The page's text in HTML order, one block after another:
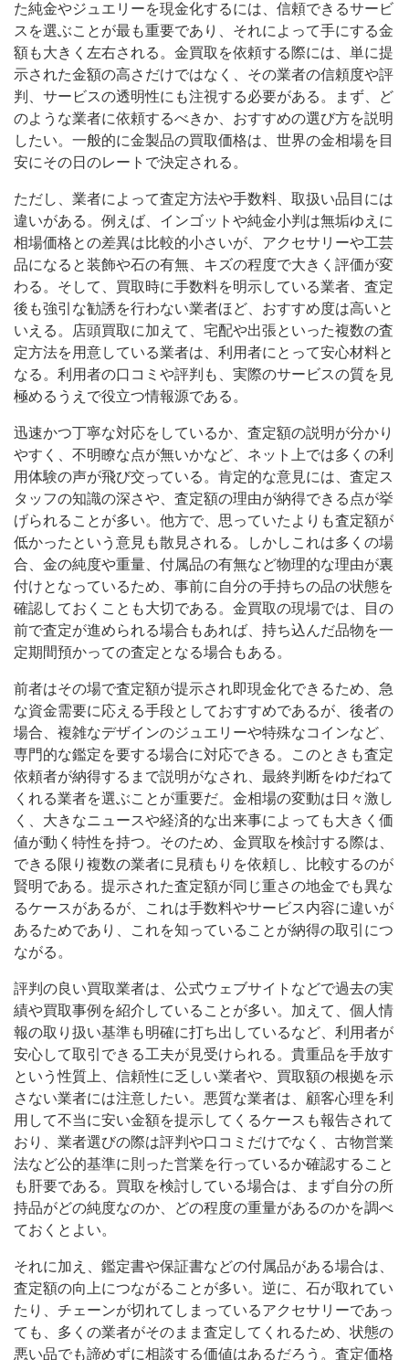
た純金やジュエリーを現金化するには、信頼できるサービ
スを選ぶことが最も重要であり、それによって手にする金
額も大きく左右される。金買取を依頼する際には、単に提
示された金額の高さだけではなく、その業者の信頼度や評
判、サービスの透明性にも注視する必要がある。まず、ど
のような業者に依頼するべきか、おすすめの選び方を説明
したい。一般的に金製品の買取価格は、世界の金相場を目
安にその日のレートで決定される。
ただし、業者によって査定方法や手数料、取扱い品目には
違いがある。例えば、インゴットや純金小判は無垢ゆえに
相場価格との差異は比較的小さいが、アクセサリーや工芸
品になると装飾や石の有無、キズの程度で大きく評価が変
わる。そして、買取時に手数料を明示している業者、査定
後も強引な勧誘を行わない業者ほど、おすすめ度は高いと
いえる。店頭買取に加えて、宅配や出張といった複数の査
定方法を用意している業者は、利用者にとって安心材料と
なる。利用者の口コミや評判も、実際のサービスの質を見
極めるうえで役立つ情報源である。
迅速かつ丁寧な対応をしているか、査定額の説明が分かり
やすく、不明瞭な点が無いかなど、ネット上では多くの利
用体験の声が飛び交っている。肯定的な意見には、査定ス
タッフの知識の深さや、査定額の理由が納得できる点が挙
げられることが多い。他方で、思っていたよりも査定額が
低かったという意見も散見される。しかしこれは多くの場
合、金の純度や重量、付属品の有無など物理的な理由が裏
付けとなっているため、事前に自分の手持ちの品の状態を
確認しておくことも大切である。金買取の現場では、目の
前で査定が進められる場合もあれば、持ち込んだ品物を一
定期間預かっての査定となる場合もある。
前者はその場で査定額が提示され即現金化できるため、急
な資金需要に応える手段としておすすめであるが、後者の
場合、複雑なデザインのジュエリーや特殊なコインなど、
専門的な鑑定を要する場合に対応できる。このときも査定
依頼者が納得するまで説明がなされ、最終判断をゆだねて
くれる業者を選ぶことが重要だ。金相場の変動は日々激し
く、大きなニュースや経済的な出来事によっても大きく価
値が動く特性を持つ。そのため、金買取を検討する際は、
できる限り複数の業者に見積もりを依頼し、比較するのが
賢明である。提示された査定額が同じ重さの地金でも異な
るケースがあるが、これは手数料やサービス内容に違いが
あるためであり、これを知っていることが納得の取引につ
ながる。
評判の良い買取業者は、公式ウェブサイトなどで過去の実
績や買取事例を紹介していることが多い。加えて、個人情
報の取り扱い基準も明確に打ち出しているなど、利用者が
安心して取引できる工夫が見受けられる。貴重品を手放す
という性質上、信頼性に乏しい業者や、買取額の根拠を示
さない業者には注意したい。悪質な業者は、顧客心理を利
用して不当に安い金額を提示してくるケースも報告されて
おり、業者選びの際は評判や口コミだけでなく、古物営業
法など公的基準に則った営業を行っているか確認すること
も肝要である。買取を検討している場合は、まず自分の所
持品がどの純度なのか、どの程度の重量があるのかを調べ
ておくとよい。
それに加え、鑑定書や保証書などの付属品がある場合は、
査定額の向上につながることが多い。逆に、石が取れてい
たり、チェーンが切れてしまっているアクセサリーであっ
ても、多くの業者がそのまま査定してくれるため、状態の
悪い品でも諦めずに相談する価値はあるだろう。査定価格